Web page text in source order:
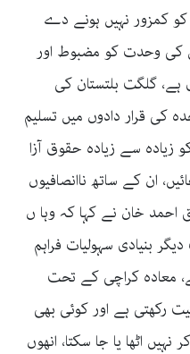
کمزور نہیں ہونے دے
کی وحدت کو مضبوط اور
گلگت بلتستان کی
کی قرار دادوں میں تسلیم
زیادہ سے زیادہ حقوق آزا
ان کے ساتھ ناانصافیوں
احمد خان نے کہا کہ وہا ں
بنیادی سہولیات فراہم
معادہ کراچی کے تحت
رکھتی ہے اور کوئی بھی
اٹھا یا جا سکتا، انھوں